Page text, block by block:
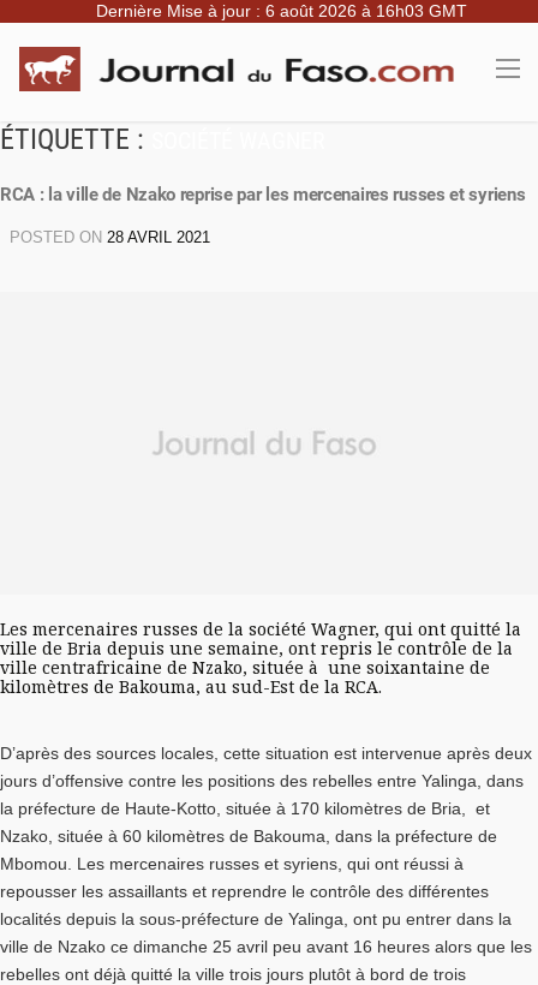
Dernière Mise à jour : 6 août 2026 à 16h03 GMT
ÉTIQUETTE :
RCA : la ville de Nzako reprise par les mercenaires russes et syriens
POSTED ON 28 AVRIL 2021
Les mercenaires russes de la société Wagner, qui ont quitté la
ville de Bria depuis une semaine, ont repris le contrôle de la
ville centrafricaine de Nzako, située à une soixantaine de
kilomètres de Bakouma, au sud-Est de la RCA.
D’après des sources locales, cette situation est intervenue après deux
jours d’offensive contre les positions des rebelles entre Yalinga, dans
la préfecture de Haute-Kotto, située à 170 kilomètres de Bria, et
Nzako, située à 60 kilomètres de Bakouma, dans la préfecture de
Mbomou. Les mercenaires russes et syriens, qui ont réussi à
repousser les assaillants et reprendre le contrôle des différentes
localités depuis la sous-préfecture de Yalinga, ont pu entrer dans la
ville de Nzako ce dimanche 25 avril peu avant 16 heures alors que les
rebelles ont déjà quitté la ville trois jours plutôt à bord de trois